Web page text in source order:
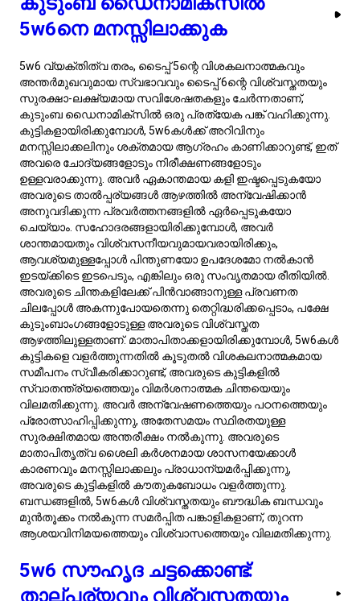
സ്വാതന്ത്ര്യത്തെയും വിമർശനാത്മക ചിന്തയെയും
വിലമതിക്കുന്നു. അവർ അന്വേഷണത്തെയും പഠനത്തെയും
പ്രോത്സാഹിപ്പിക്കുന്നു, അതേസമയം സ്ഥിരതയുള്ള
മാതാപിതൃത്വ ശൈലി കർശനമായ ശാസനയേക്കാൾ
കാരണവും മനസ്സിലാക്കലും പ്രാധാന്യമർപ്പിക്കുന്നു,
അവരുടെ കുട്ടികളിൽ കൗതുകബോധം വളർത്തുന്നു.
ബന്ധങ്ങളിൽ, 5w6കൾ വിശ്വസ്തതയും ബൗദ്ധിക ബന്ധവും
മുൻ‌തൂക്കം നൽകുന്ന സമർപ്പിത പങ്കാളികളാണ്, തുറന്ന
ആശയവിനിമയത്തെയും വിശ്വാസത്തെയും വിലമതിക്കുന്നു.
5w6 സൗഹൃദ ചട്ടക്കൊണ്ട്:
താല്പര്യവും വിശ്വസ്തതയും
തുല്യപ്പെടുത്തുക
Type 5w6-ൽ Type 5 ന്റെ അകന്നുനില്ക്കുന്ന, അറിവു തേടുന്ന
സ്വഭാവവും Type 6 ന്റെ വിശ്വസ്തതയും സുരക്ഷാനിധിഷ്ഠമായ
സ്വഭാവവും കലർത്തിയിരിക്കുന്നു. സൗഹൃത്തുകളിൽ,
അവരുടെ സ്വകാര്യതയോടുള്ള ആവശ്യം ۽
ബുദ്ധികുതുകമുള്ളതായ ബന്ധങ്ങൾ
അന്വേഷിക്കുവാനായിരിക്കും അവർ, എപ്പോഴും
വിശ്വസനീയതയും വിശ്വാസവും നൽകുക. അവരുടെ
വിശ്ലേഷണം കഴിവുകളും സ്വാതന്ത്ര്യവും ബഹുമാനിക്കുന്ന
സുഹൃത്തുകളെയാണ് അവർ ആകർഷിക്കുക, എന്നാൽ
അവരുടെ അടിസ്ഥാന ആശങ്കകൾ അടക്കുവാൻ
സ്ഥിരതയാർന്ന സുരക്ഷ നൽകുന്നു. ആഴത്തിലുള്ള
സംഭാഷണങ്ങളും പങ്കുവെക്കുന്ന ബുദ്ധികുതുകവും
വിലമതിക്കുകയും, കാരണം അത് 5w6 ന്റെ അറിവിനുള്ള
അന്വേഷവും മാനസിക ഉണ്ടാക്കുന്നതിനും തൃപ്തിവരുത്തുന്നു.
വിശ്വാസം മുഖ്യമാണ്, ക്രമാതീതമായ പ്രവർത്തനങ്ങളും
ആശയവിനിമയവും പിന്തുടരുന്ന സുഹൃത്തുകളാണ് 5w6 ന്റെ
മാനസിക സുരക്ഷ കിട്ടില്ല. അവരുടെ ബുദ്ധിക്കുതുകം
ജനിപ്പിക്കുന്ന അല്ലെങ്കിൽ പുതിയ
താല്പര്യങ്ങൾ
പരിചയപ്പെടുത്തുന്ന പ്രവർത്തനങ്ങൾ ഈ ബന്ധങ്ങളെ
കൂടുതൽ ഉറപ്പാക്കുന്നു. അവരുടെ മൗനത്തിനുള്ള ആവശ്യം
ബഹുമാനിക്കുന്ന വിധത്തിൽ കണവൽ ആണ് എന്നതിൽക്ക്,
പേരാളം പിന്തുണ നൽകുന്നത് വളരെ പ്രധാനമാണ്.